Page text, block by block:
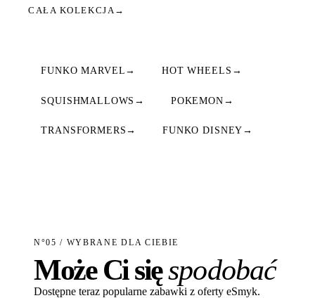
CAŁA KOLEKCJA→
FUNKO MARVEL → HOT WHEELS →
SQUISHMALLOWS → POKEMON →
TRANSFORMERS → FUNKO DISNEY →
N°05 / WYBRANE DLA CIEBIE
Może Ci sięspodobać
Dostępne teraz popularne zabawki z oferty eSmyk.